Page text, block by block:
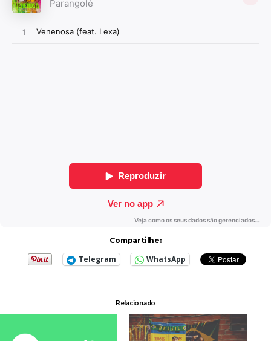
Compartilhe:
Telegram WhatsApp
Relacionado